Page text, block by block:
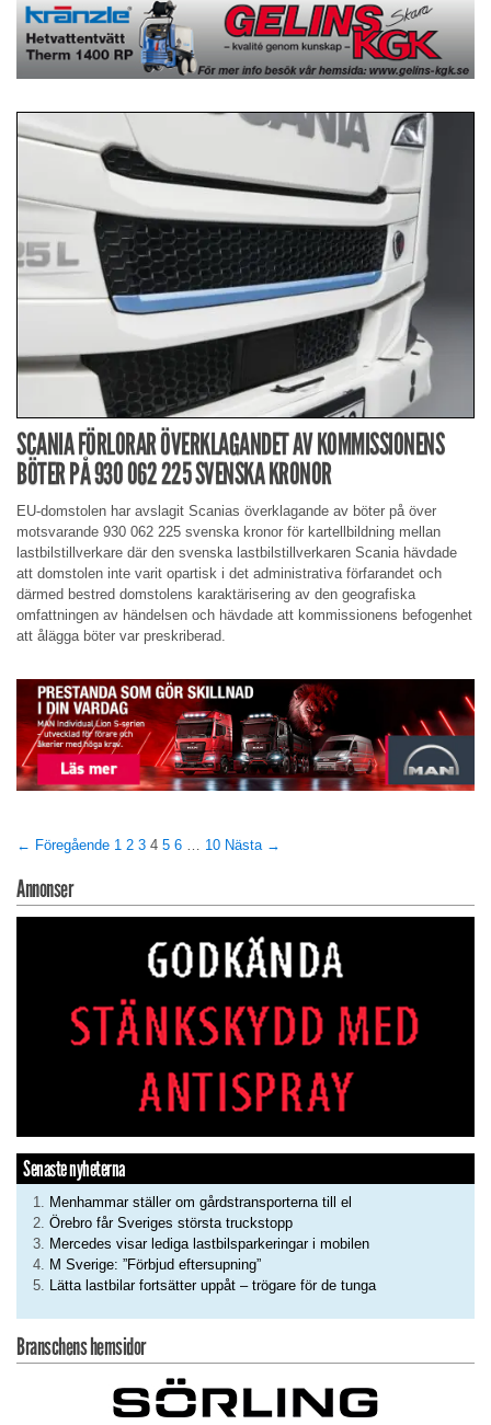
SCANIA FÖRLORAR ÖVERKLAGANDET AV KOMMISSIONENS
BÖTER PÅ 930 062 225 SVENSKA KRONOR
EU-domstolen har avslagit Scanias överklagande av böter på över
motsvarande 930 062 225 svenska kronor för kartellbildning mellan
lastbilstillverkare där den svenska lastbilstillverkaren Scania hävdade
att domstolen inte varit opartisk i det administrativa förfarandet och
därmed bestred domstolens karaktärisering av den geografiska
omfattningen av händelsen och hävdade att kommissionens befogenhet
att ålägga böter var preskriberad.
← Föregående 1 2 3 4 5 6 … 10 Nästa →
Annonser
Senaste nyheterna
Menhammar ställer om gårdstransporterna till el
Örebro får Sveriges största truckstopp
Mercedes visar lediga lastbilsparkeringar i mobilen
M Sverige: ”Förbjud eftersupning”
Lätta lastbilar fortsätter uppåt – trögare för de tunga
Branschens hemsidor